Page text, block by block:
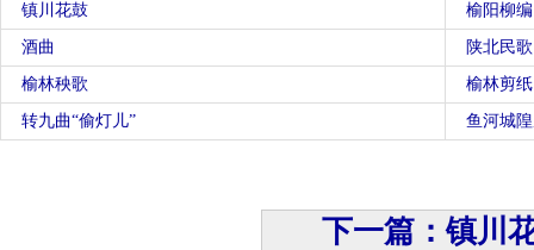
镇川花鼓 榆阳柳编
酒曲 陕北民歌
榆林秧歌 榆林剪纸
转九曲“偷灯儿” 鱼河城
下一篇：镇川